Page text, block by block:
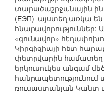
տարածաշրջանային
(ЕЭП), այստեղ առկա
հնարավորություններ:
«գունավոր»
Կիրգիզիայի հետ
փետրվարին համատեղ
երկուսուկես անգամ
հանրապետությունում
ռուսաստանյան Կանտ